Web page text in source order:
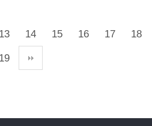
13 14 15 16 17
18
19